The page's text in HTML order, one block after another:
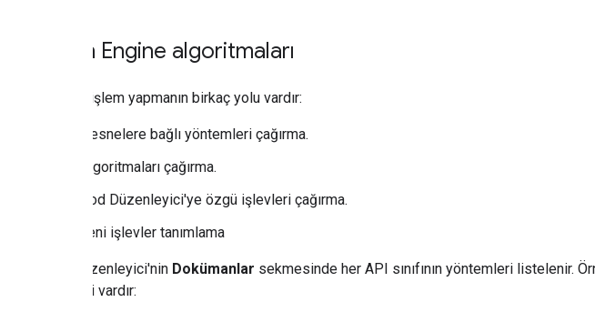
Earth Engine algoritmaları
API'de işlem yapmanın birkaç yolu vardır:
Nesnelere bağlı yöntemleri çağırma.
Algoritmaları çağırma.
Kod Düzenleyici'ye özgü işlevleri çağırma.
Yeni işlevler tanımlama
Kod Düzenleyici'nin Dokümanlar sekmesinde her API sınıfının yöntemleri listelenir.
yöntemi vardır: